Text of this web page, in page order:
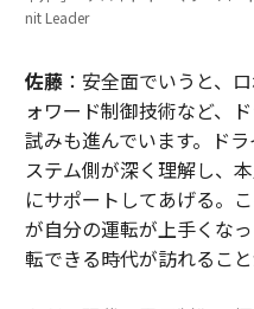
nit Leader
佐藤：安全面でいうと、
ォワード制御技術など、
試みも進んでいます。ド
ステム側が深く理解し、
にサポートしてあげる。
が自分の運転が上手くな
転できる時代が訪れること